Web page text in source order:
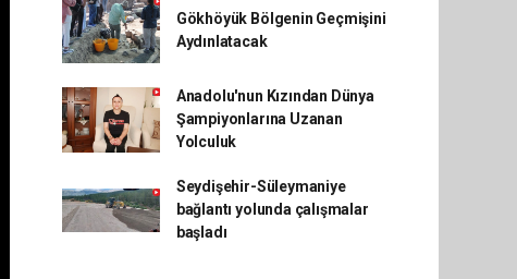
Gökhöyük Bölgenin Geçmişini
Aydınlatacak
Anadolu'nun Kızından Dünya
Şampiyonlarına Uzanan
Yolculuk
Seydişehir-Süleymaniye
bağlantı yolunda çalışmalar
başladı